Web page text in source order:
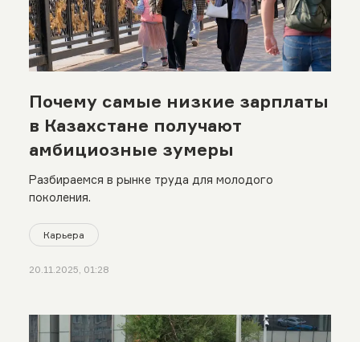
Почему самые низкие зарплаты
в Казахстане получают
амбициозные зумеры
Разбираемся в рынке труда для молодого
поколения.
Карьера
20.11.2025, 01:28